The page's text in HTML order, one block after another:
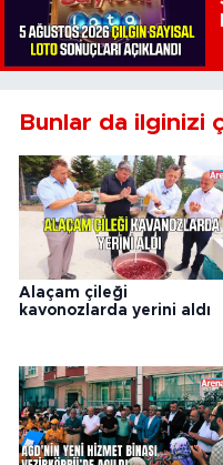
Bunlar da ilginizi
Alaçam çileği
kavonozlarda yerini aldı